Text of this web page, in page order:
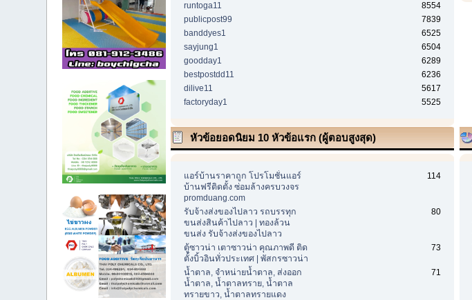
runtoga11
8554
publicpost99
7839
banddyes1
6525
sayjung1
6504
goodday1
6289
bestpostdd11
6236
dilive11
5617
factoryday1
5525
หัวข้อยอดนิยม 10 หัวข้อแรก (ผู้ตอบสูงสุด)
แอร์บ้านราคาถูก โปรโมชั่นแอร์
บ้านฟรีติดตั้ง ซ่อมล้างครบวงจร
promduang.com
114
รับจ้างส่งของไปลาว รถบรรทุก
ขนส่งสินค้าไปลาว | ทองล้วน
ขนส่ง รับจ้างส่งของไปลาว
80
ตู้ซาวน่า เตาซาวน่า คุณภาพดี ติด
ตั้งบิ้วอินทั่วประเทศ | พัสกรซาวน่า
73
น้ำตาล, จำหน่ายน้ำตาล, ส่งออก
น้ำตาล, น้ำตาลทราย, น้ำตาล
ทรายขาว, น้ำตาลทรายแดง
71